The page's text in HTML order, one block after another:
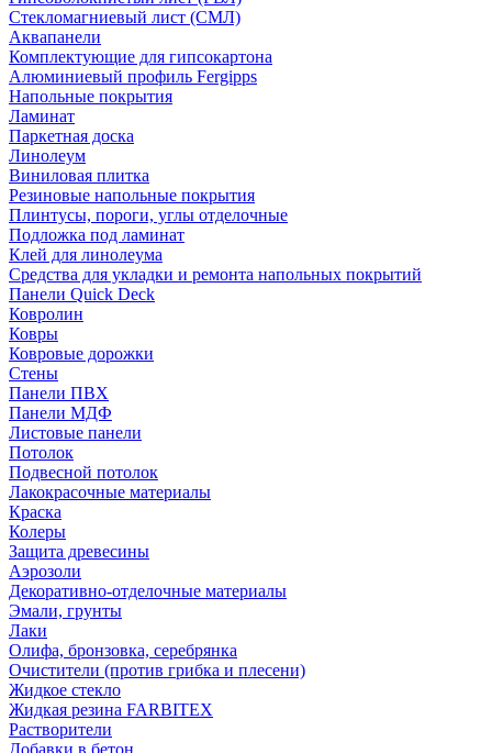
Стекломагниевый лист (СМЛ)
Аквапанели
Комплектующие для гипсокартона
Алюминиевый профиль Fergipps
Напольные покрытия
Ламинат
Паркетная доска
Линолеум
Виниловая плитка
Резиновые напольные покрытия
Плинтусы, пороги, углы отделочные
Подложка под ламинат
Клей для линолеума
Средства для укладки и ремонта напольных покрытий
Панели Quick Deck
Ковролин
Ковры
Ковровые дорожки
Стены
Панели ПВХ
Панели МДФ
Листовые панели
Потолок
Подвесной потолок
Лакокрасочные материалы
Краска
Колеры
Защита древесины
Аэрозоли
Декоративно-отделочные материалы
Эмали, грунты
Лаки
Олифа, бронзовка, серебрянка
Очистители (против грибка и плесени)
Жидкое стекло
Жидкая резина FARBITEX
Растворители
Добавки в бетон